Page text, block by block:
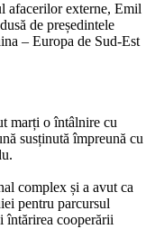
afacerilor externe, Emil
de președintele
– Europa de Sud-Est
marți o întâlnire cu
susținută împreună cu
complex și a avut ca
pentru parcursul
întărirea cooperării